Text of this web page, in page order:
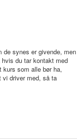
de synes er givende, men
du tar kontakt med
som alle bør ha,
vi driver med, så ta